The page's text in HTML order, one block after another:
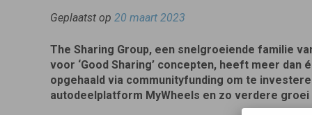
Geplaatst op 20 maart 2023
The Sharing Group, een snelgroeiende familie
voor ‘Good Sharing’ concepten, heeft meer dan
opgehaald via communityfunding om te
autodeelplatform MyWheels en zo verdere